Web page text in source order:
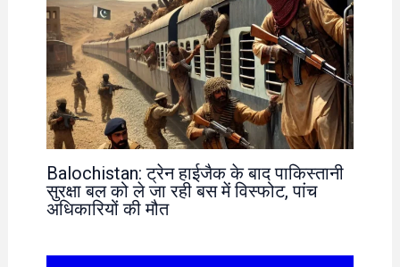
Balochistan: ट्रेन हाईजैक के बाद पाकिस्तानी
सुरक्षा बल को ले जा रही बस में विस्फोट, पांच
अधिकारियों की मौत